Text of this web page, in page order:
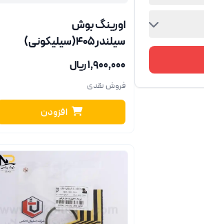
اورینگ بوش
سیلندر405(سیلیکونی)
والئو(ف)
۱٬۹۰۰٬۰۰۰ ریال
فروش نقدی
افزودن